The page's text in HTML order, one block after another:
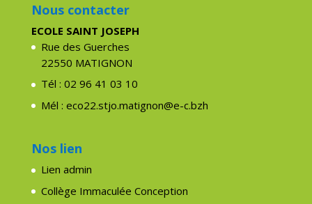
Nous contacter
ECOLE SAINT JOSEPH
Rue des Guerches
22550 MATIGNON
Tél : 02 96 41 03 10
Mél : eco22.stjo.matignon@e-c.bzh
Nos lien
Lien admin
Collège Immaculée Conception